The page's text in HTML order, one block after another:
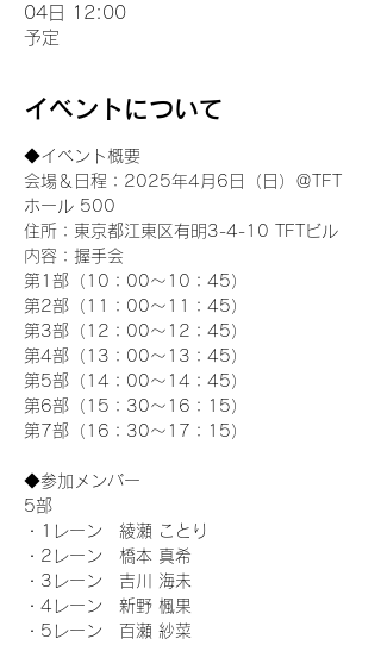
04日 12:00
予定
イベントについて
◆イベント概要
会場＆日程：2025年4月6日（日）＠TFT
ホール 500
住所：東京都江東区有明3-4-10 TFTビル
内容：握手会
第1部（10：00～10：45）
第2部（11：00～11：45）
第3部（12：00～12：45）
第4部（13：00～13：45）
第5部（14：00～14：45）
第6部（15：30～16：15）
第7部（16：30～17：15）
◆参加メンバー
5部
・1レーン　綾瀬 ことり
・2レーン　橋本 真希
・3レーン　吉川 海未
・4レーン　新野 楓果
・5レーン　百瀬 紗菜